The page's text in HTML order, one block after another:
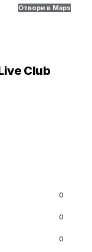
Отвори в Maps
Club
0
0
0